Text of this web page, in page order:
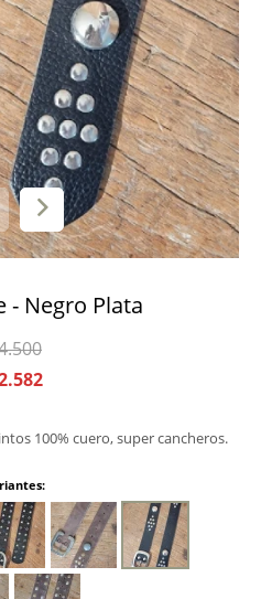
- Negro Plata
100% cuero, super cancheros.